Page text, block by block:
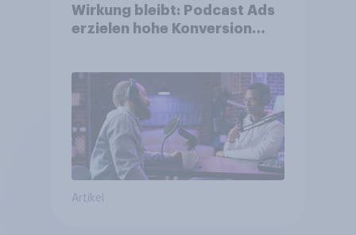
Wirkung bleibt: Podcast Ads
erzielen hohe Konversion
Artikel